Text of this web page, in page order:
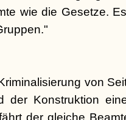
wie die Gesetze.
von
der Konstruktion
der gleiche